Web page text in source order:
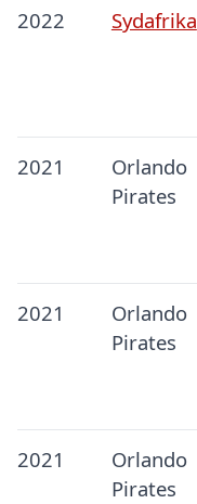
2022 Sydafrika
2021
Orlando
Pirates
2021
Orlando
Pirates
2021
Orlando
Pirates